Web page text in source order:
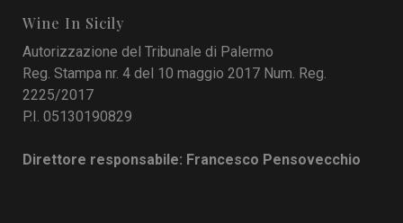
Wine In Sicily
Autorizzazione del Tribunale di Palermo
Reg. Stampa nr. 4 del 10 maggio 2017 Num. Reg.
2225/2017
P.I. 05130190829
Direttore responsabile: Francesco Pensovecchio